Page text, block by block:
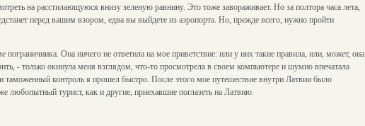
на расстилающуюся внизу зеленую равнину. Это тоже завораживает. Но за полтора часа лета,
перед вашим взором, едва вы выйдете из аэропорта. Но, прежде всего, нужно пройти
Она ничего не ответила на мое приветствие: или у них такие правила, или, может, она
- только окинула меня взглядом, что-то просмотрела в своем компьютере и шумно впечатала
таможенный контроль я прошел быстро. После этого мое путешествие внутри Латвии было
турист, как и другие, приехавшие поглазеть на Латвию.